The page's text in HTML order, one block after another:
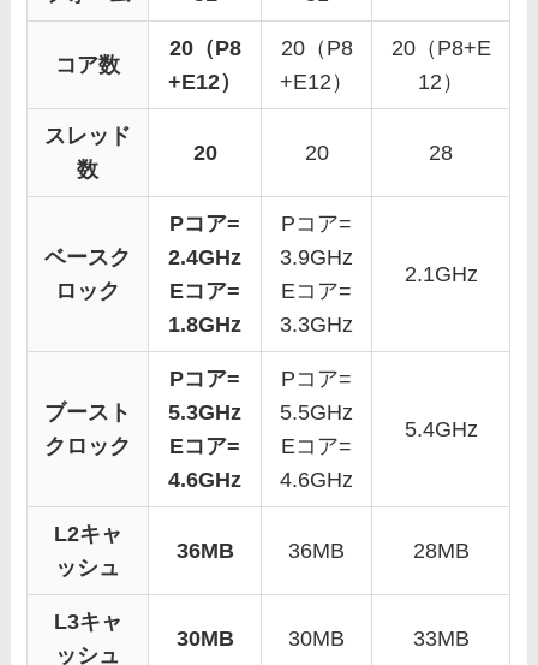
コア数
20（P8
+E12）
20（P8
+E12）
20（P8+E
12）
スレッド
数
20 20 28
ベースク
ロック
Pコア=
2.4GHz
Eコア=
1.8GHz
Pコア=
3.9GHz
Eコア=
3.3GHz
2.1GHz
ブースト
クロック
Pコア=
5.3GHz
Eコア=
4.6GHz
Pコア=
5.5GHz
Eコア=
4.6GHz
5.4GHz
L2キャ
ッシュ
36MB 36MB 28MB
L3キャ
ッシュ
30MB 30MB 33MB